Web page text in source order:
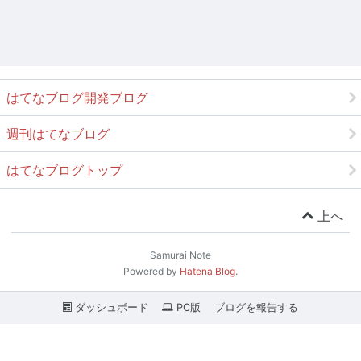
はてなブログ開発ブログ
週刊はてなブログ
はてなブログトップ
上へ
Samurai Note
Powered by Hatena Blog.
ダッシュボード PC版 ブログを報告する